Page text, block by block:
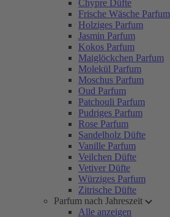
Chypre Düfte
Frische Wäsche Parfum
Holziges Parfum
Jasmin Parfum
Kokos Parfum
Maiglöckchen Parfum
Molekül Parfum
Moschus Parfum
Oud Parfum
Patchouli Parfum
Pudriges Parfum
Rose Parfum
Sandelholz Düfte
Vanille Parfum
Veilchen Düfte
Vetiver Düfte
Würziges Parfum
Zitrische Düfte
Parfum nach Jahreszeit
Alle anzeigen